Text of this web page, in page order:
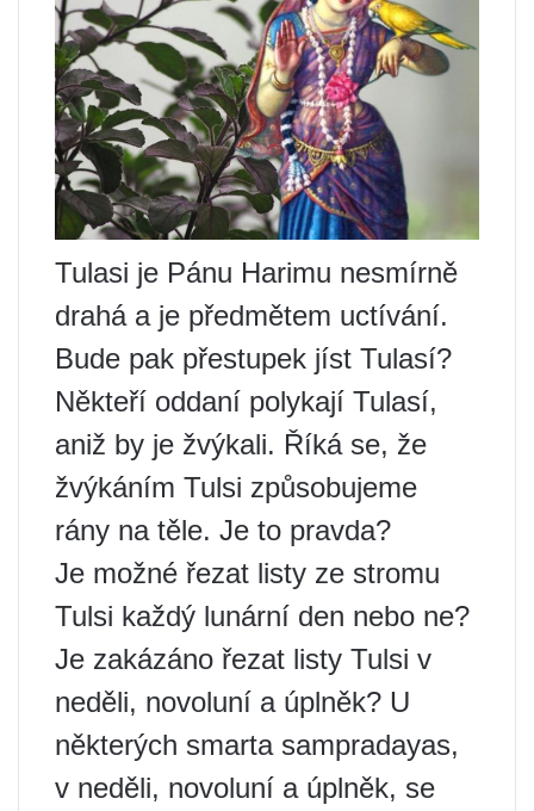
Tulasi je Pánu Harimu nesmírně
drahá a je předmětem uctívání.
Bude pak přestupek jíst Tulasí?
Někteří oddaní polykají Tulasí,
aniž by je žvýkali. Říká se, že
žvýkáním Tulsi způsobujeme
rány na těle. Je to pravda?
Je možné řezat listy ze stromu
Tulsi každý lunární den nebo ne?
Je zakázáno řezat listy Tulsi v
neděli, novoluní a úplněk? U
některých smarta sampradayas,
v neděli, novoluní a úplněk, se